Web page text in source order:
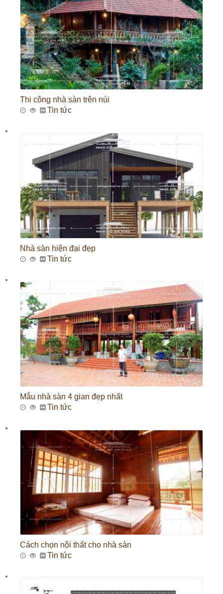
Thi công nhà sàn trên núi
Tin tức
Nhà sàn hiện đại đẹp
Tin tức
Mẫu nhà sàn 4 gian đẹp nhất
Tin tức
Cách chọn nội thất cho nhà sàn
Tin tức